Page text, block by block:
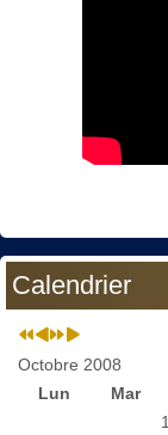
Calendrier
Octobre 2008
Lun
Mar
1